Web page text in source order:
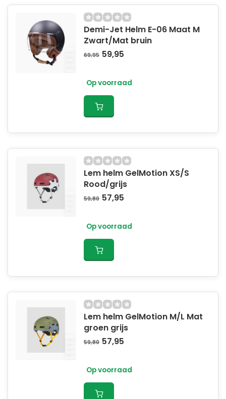
de eisen die vastgesteld zijn in NTA 8776. Een helm
die voldoet aan NTA 8776 lijkt op een fietshelm, maar
is berekend op hogere valsnelheden en beschermt
een groter deel van het hoofd.
https://www.nen.nl/certificatie-en-keurmerken-
speed-pedelec-helm
Demi-Jet Helm E-06 Maat M
Zwart/Mat bruin
69,95 59,95
Op voorraad
Lem helm GelMotion XS/S
Rood/grijs
59,80 57,95
Op voorraad
Lem helm GelMotion M/L Mat
groen grijs
59,80 57,95
Op voorraad